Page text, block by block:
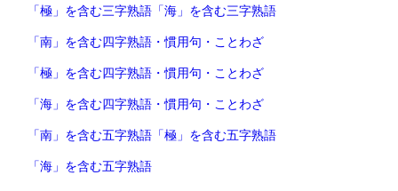
「極」を含む三字熟語 「海」を含む三字熟語
「南」を含む四字熟語・慣用句・ことわざ
「極」を含む四字熟語・慣用句・ことわざ
「海」を含む四字熟語・慣用句・ことわざ
「南」を含む五字熟語 「極」を含む五字熟語
「海」を含む五字熟語